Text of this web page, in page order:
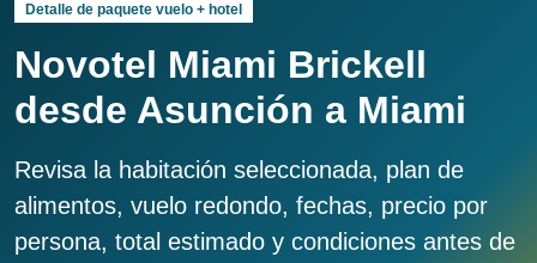
Detalle de paquete vuelo + hotel
Novotel Miami Brickell
desde Asunción a Miami
Revisa la habitación seleccionada, plan de
alimentos, vuelo redondo, fechas, precio por
persona, total estimado y condiciones antes de